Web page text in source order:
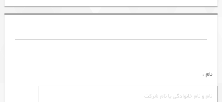
نام :